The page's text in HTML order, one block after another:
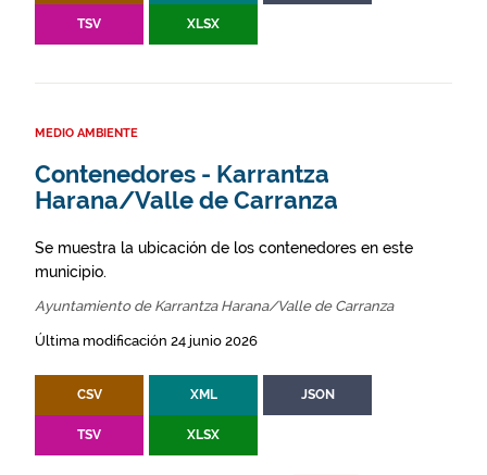
TSV XLSX
MEDIO AMBIENTE
Contenedores - Karrantza
Harana/Valle de Carranza
Se muestra la ubicación de los contenedores en este
municipio.
Ayuntamiento de Karrantza Harana/Valle de Carranza
Última modificación 24 junio 2026
CSV XML JSON
TSV XLSX